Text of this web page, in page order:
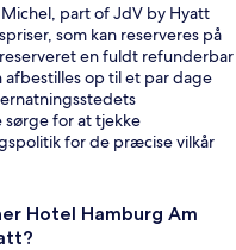
part of JdV by Hyatt
som kan reserveres på
en fuldt refunderbar
op til et par dage
sørge for at tjekke
for de præcise vilkår
Hotel Hamburg Am